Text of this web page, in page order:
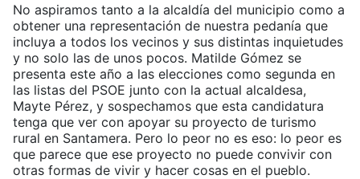
No aspiramos tanto a la alcaldía del municipio como a
obtener una representación de nuestra pedanía que
incluya a todos los vecinos y sus distintas inquietudes
y no solo las de unos pocos. Matilde Gómez se
presenta este año a las elecciones como segunda en
las listas del PSOE junto con la actual alcaldesa,
Mayte Pérez, y sospechamos que esta candidatura
tenga que ver con apoyar su proyecto de turismo
rural en Santamera. Pero lo peor no es eso: lo peor es
que parece que ese proyecto no puede convivir con
otras formas de vivir y hacer cosas en el pueblo.